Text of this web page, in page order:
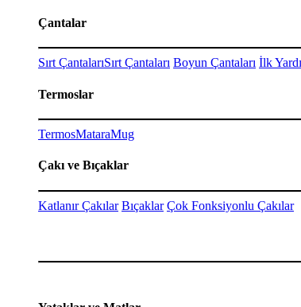
Çantalar
Sırt ÇantalarıSırt Çantaları Boyun Çantaları İlk
Termoslar
TermosMataraMug
Çakı ve Bıçaklar
Katlanır Çakılar Bıçaklar Çok Fonksiyonlu Çakılar